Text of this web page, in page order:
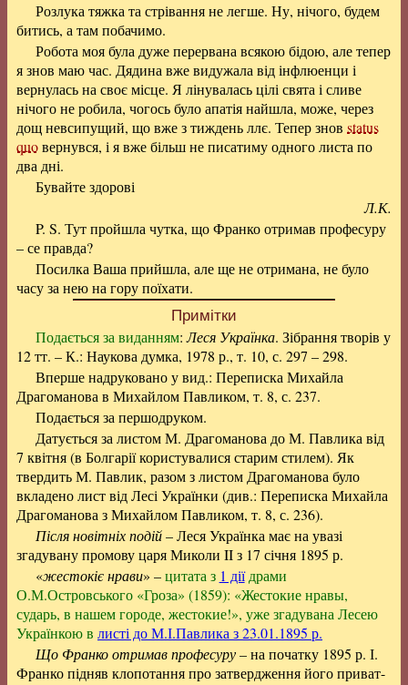
Розлука тяжка та стрівання не легше. Ну, нічого, будем
битись, а там побачимо.
Робота моя була дуже перервана всякою бідою, але тепер
я знов маю час. Дядина вже видужала від інфлюенци і
вернулась на своє місце. Я лінувалась цілі свята і сливе
нічого не робила, чогось було апатія найшла, може, через
дощ невсипущий, що вже з тиждень ллє. Тепер знов status
quoвернувся, і я вже більш не писатиму одного листа по
два дні.
Бувайте здорові
Л.К.
P. S. Тут пройшла чутка, що Франко отримав професуру
– се правда?
Посилка Ваша прийшла, але ще не отримана, не було
часу за нею на гору поїхати.
Примітки
Подається за виданням:Леся Українка. Зібрання творів у
12 тт. – К.: Наукова думка, 1978 р., т. 10, с. 297 – 298.
Вперше надруковано у вид.: Переписка Михайла
Драгоманова в Михайлом Павликом, т. 8, с. 237.
Подається за першодруком.
Датується за листом М. Драгоманова до М. Павлика від
7 квітня (в Болгарії користувалися старим стилем). Як
твердить М. Павлик, разом з листом Драгоманова було
вкладено лист від Лесі Українки (див.: Переписка Михайла
Драгоманова з Михайлом Павликом, т. 8, с. 236).
Після новітніх подій– Леся Українка має на увазі
згадувану промову царя Миколи II з 17 січня 1895 р.
«жестокіє нрави» –цитата з 1 діїдрами
О.М.Островського «Гроза» (1859): «Жестокие нравы,
сударь, в нашем городе, жестокие!», уже згадувана Лесею
Українкою в листі до М.І.Павлика з 23.01.1895 р.
Що Франко отримав професуру– на початку 1895 р. І.
Франко підняв клопотання про затвердження його приват-